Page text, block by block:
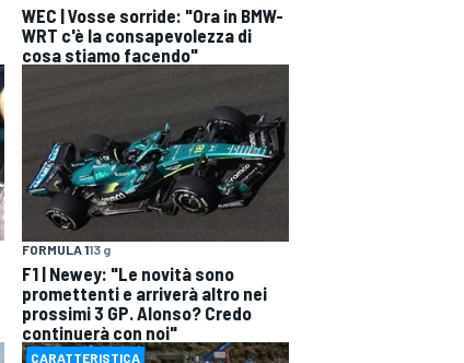
WEC | Vosse sorride: "Ora in BMW-
WRT c'è la consapevolezza di
cosa stiamo facendo"
FORMULA 113 g
F1 | Newey: "Le novità sono
promettenti e arriverà altro nei
prossimi 3 GP. Alonso? Credo
continuerà con noi"
CARATTERISTICA